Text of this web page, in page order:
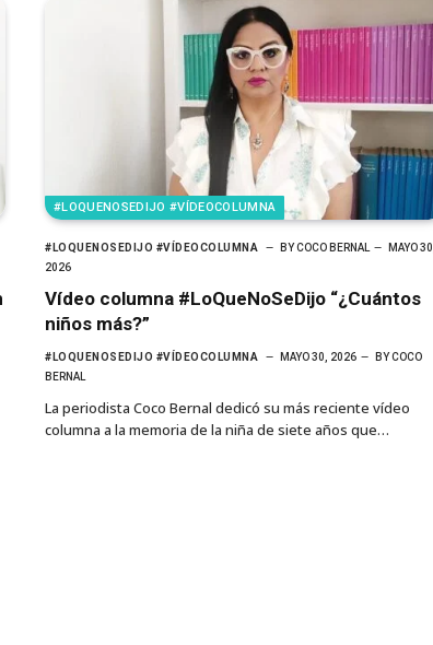
#LOQUENOSEDIJO #VÍDEOCOLUMNA
#LOQUENOSEDIJO #VÍDEOCOLUMNA BYCOCO BERNAL
MAYO 30,
2026
Vídeo columna #LoQueNoSeDijo “¿Cuántos
niños más?”
#LOQUENOSEDIJO #VÍDEOCOLUMNA MAYO 30, 2026 BYCOCO
BERNAL
La periodista Coco Bernal dedicó su más reciente vídeo
columna a la memoria de la niña de siete años que…